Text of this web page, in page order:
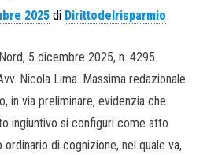
2025di Dirittodelrisparmio
5 dicembre 2025, n. 4295.
Nicola Lima. Massima redazionale
in via preliminare, evidenzia che
ingiuntivo si configuri come atto
di cognizione, nel quale va,